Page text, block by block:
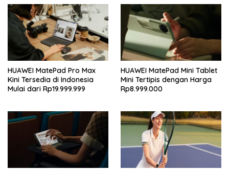
HUAWEI MatePad Pro Max
Kini Tersedia di Indonesia
Mulai dari Rp19.999.999
HUAWEI MatePad Mini Tablet
Mini Tertipis dengan Harga
Rp8.999.000